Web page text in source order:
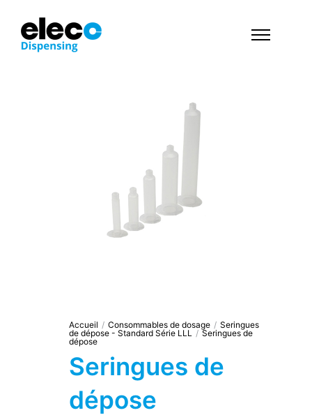
Accueil / Consommables de dosage / Seringues
de dépose - Standard Série LLL / Seringues de
dépose
Seringues de
dépose